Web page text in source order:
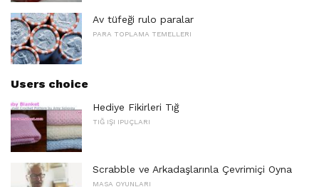
Av tüfeği rulo paralar
PARA TOPLAMA TEMELLERI
Users choice
Hediye Fikirleri Tığ
TIĞ IŞI IPUÇLARI
Scrabble ve Arkadaşlarınla ​​Çevrimiçi Oyna
MASA OYUNLARI